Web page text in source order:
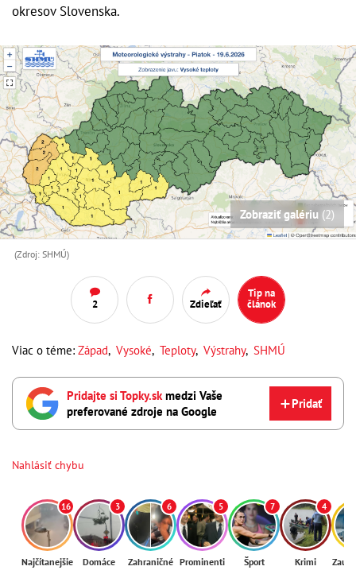
okresov Slovenska.
Zobraziť galériu (2)
(Zdroj: SHMÚ)
2 Zdieľať
Tip na
článok
Viac o téme: Západ, Vysoké, Teploty, Výstrahy, SHMÚ
Pridajte si Topky.sk medzi Vaše
preferované zdroje na Google
Pridať
Nahlásiť chybu
16
Najčítanejšie
3
Domáce
6
Zahraničné
5
Prominenti
7
Šport
4
Krimi